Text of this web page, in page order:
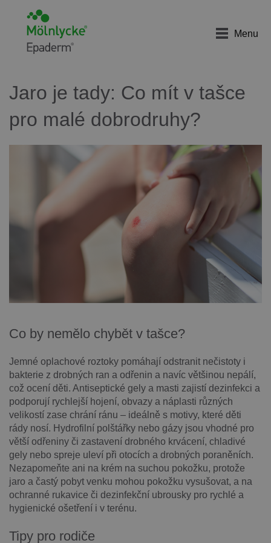
Menu
Jaro je tady: Co mít v tašce
pro malé dobrodruhy?
Co by nemělo chybět v tašce?
Jemné oplachové roztoky pomáhají odstranit nečistoty i
bakterie z drobných ran a odřenin a navíc většinou nepálí,
což ocení děti. Antiseptické gely a masti zajistí dezinfekci a
podporují rychlejší hojení, obvazy a náplasti různých
velikostí zase chrání ránu – ideálně s motivy, které děti
rády nosí. Hydrofilní polštářky nebo gázy jsou vhodné pro
větší odřeniny či zastavení drobného krvácení, chladivé
gely nebo spreje uleví při otocích a drobných poraněních.
Nezapomeňte ani na krém na suchou pokožku, protože
jaro a častý pobyt venku mohou pokožku vysušovat, a na
ochranné rukavice či dezinfekční ubrousky pro rychlé a
hygienické ošetření i v terénu.
Tipy pro rodiče